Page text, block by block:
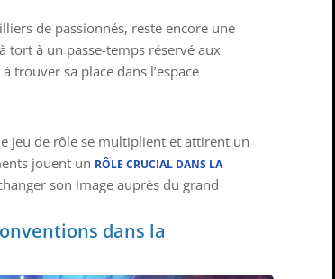
de passionnés, reste encore une
tort à un passe-temps réservé aux
trouver sa place dans l’espace
jeu de rôle se multiplient et attirent un
jouent un RÔLE CRUCIAL DANS LA
son image auprès du grand
dans la